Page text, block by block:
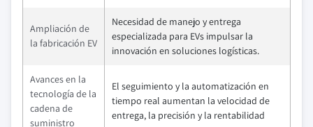
Ampliación de
la fabricación EV
Necesidad de manejo y entrega
especializada para EVs impulsar la
innovación en soluciones logísticas.
Avances en la
tecnología de la
cadena de
suministro
El seguimiento y la automatización en
tiempo real aumentan la velocidad de
entrega, la precisión y la rentabilidad